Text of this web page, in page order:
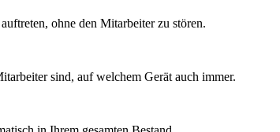
ohne den Mitarbeiter zu stören.
sind, auf welchem Gerät auch immer.